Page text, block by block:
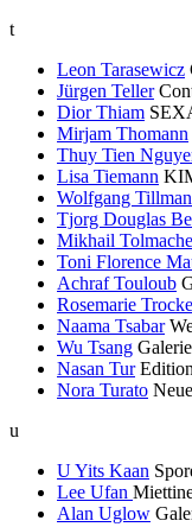
t
Leon Tarasewicz
Jürgen Teller
Dior Thiam
Mirjam Thomann
Thuy Tien
Lisa Tiemann
Wolfgang
Tjorg Douglas
Mikhail
Toni Florence
Achraf Touloub
Rosemarie
Naama Tsabar
Wu Tsang
Nasan Tur
Nora Turato
u
U Yits Kaan
Lee Ufan
Alan Uglow